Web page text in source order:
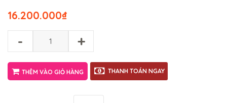
₫
16.200.000
- +
THÊM VÀO GIỎ HÀNG THANH TOÁN NGAY